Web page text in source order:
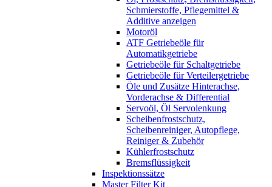
Schmierstoffe, Pflegemittel &
Additive anzeigen
Motoröl
ATF Getriebeöle für
Automatikgetriebe
Getriebeöle für Schaltgetriebe
Getriebeöle für Verteilergetriebe
Öle und Zusätze Hinterachse,
Vorderachse & Differential
Servoöl, Öl Servolenkung
Scheibenfrostschutz,
Scheibenreiniger, Autopflege,
Reiniger & Zubehör
Kühlerfrostschutz
Bremsflüssigkeit
Inspektionssätze
Master Filter Kit